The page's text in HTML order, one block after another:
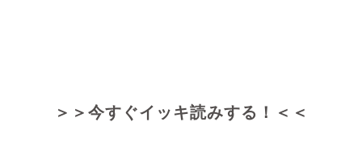
＞＞今すぐイッキ読みする！＜＜